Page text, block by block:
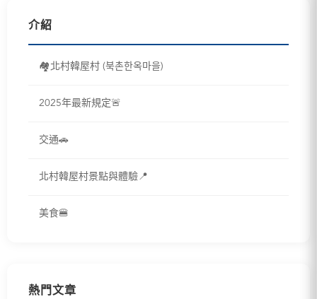
介紹
🏘️北村韓屋村 (북촌한옥마을)
2025年最新規定🚨
交通🚗
北村韓屋村景點與體驗📍
美食🍔
熱門文章